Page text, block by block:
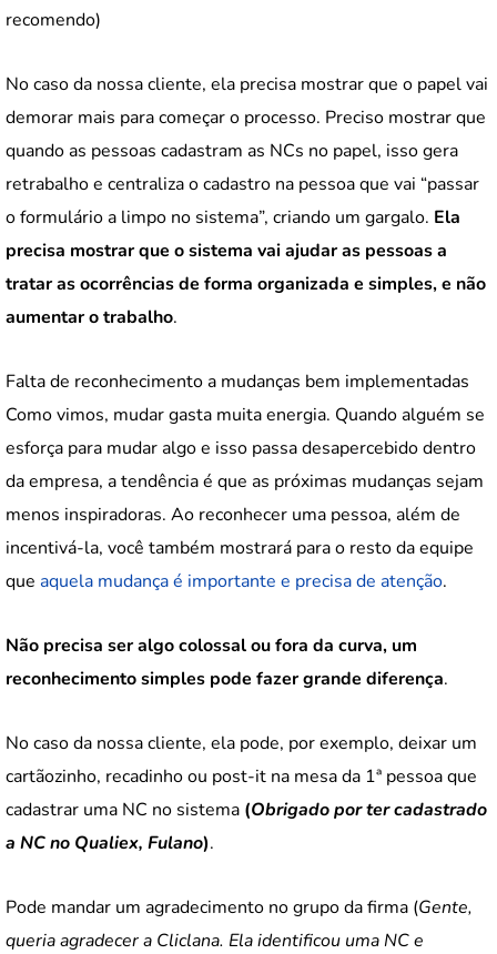
recomendo)
No caso da nossa cliente, ela precisa mostrar que o papel vai
demorar mais para começar o processo. Preciso mostrar que
quando as pessoas cadastram as NCs no papel, isso gera
retrabalho e centraliza o cadastro na pessoa que vai “passar
o formulário a limpo no sistema”, criando um gargalo. Ela
precisa mostrar que o sistema vai ajudar as pessoas a
tratar as ocorrências de forma organizada e simples, e não
aumentar o trabalho.
Falta de reconhecimento a mudanças bem implementadas
Como vimos, mudar gasta muita energia. Quando alguém se
esforça para mudar algo e isso passa desapercebido dentro
da empresa, a tendência é que as próximas mudanças sejam
menos inspiradoras. Ao reconhecer uma pessoa, além de
incentivá-la, você também mostrará para o resto da equipe
que aquela mudança é importante e precisa de atenção.
Não precisa ser algo colossal ou fora da curva, um
reconhecimento simples pode fazer grande diferença.
No caso da nossa cliente, ela pode, por exemplo, deixar um
cartãozinho, recadinho ou post-it na mesa da 1ª pessoa que
cadastrar uma NC no sistema (Obrigado por ter cadastrado
a NC no Qualiex, Fulano).
Pode mandar um agradecimento no grupo da firma (Gente,
queria agradecer a Cliclana. Ela identificou uma NC e